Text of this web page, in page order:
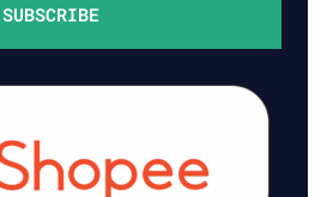
SUBSCRIBE